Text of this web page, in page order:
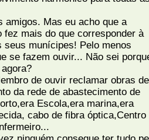
amigos. Mas eu acho que a
fez mais do que corresponder à
seus munícipes! Pelo menos
se fazem ouvir... Não sei
de ouvir reclamar obras de
da rede de abastecimento de
Escola,era marina,era
cabo de fibra óptica,Centro